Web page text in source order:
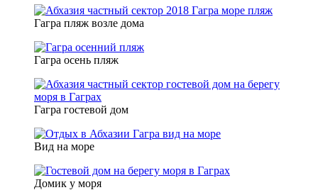
Гагра пляж возле дома
Гагра осень пляж
Гагра гостевой дом
Вид на море
Домик у моря